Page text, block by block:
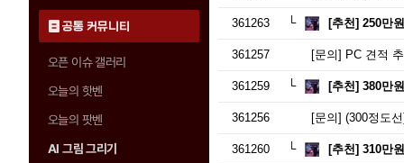
공통 커뮤니티
오픈 이슈 갤러리
오늘의 핫벤
오늘의 팟벤
AI 그림 그리기
361263 [추천] 250만
361257 [문의] PC 견적
361259 [추천] 380만
361256 [문의] (300정도선)3d
361260 [추천] 310만